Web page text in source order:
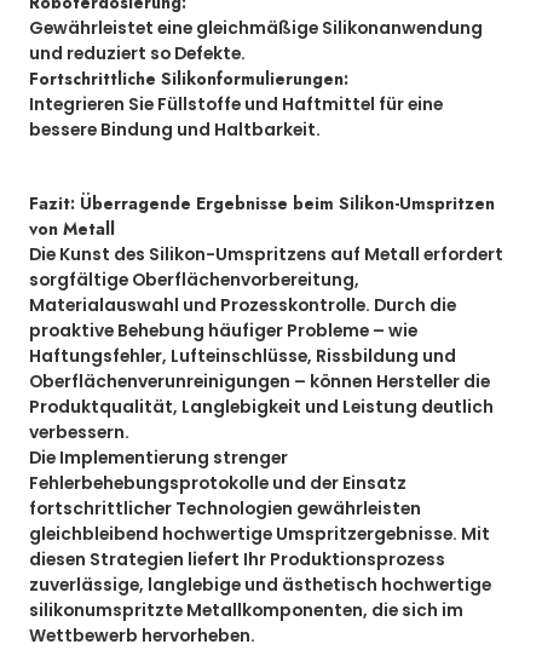
Gewährleistet eine gleichmäßige Silikonanwendung
und reduziert so Defekte.
Fortschrittliche Silikonformulierungen:
Integrieren Sie Füllstoffe und Haftmittel für eine
bessere Bindung und Haltbarkeit.
Fazit: Überragende Ergebnisse beim Silikon-Umspritzen
von Metall
Die Kunst des Silikon-Umspritzens auf Metall erfordert
sorgfältige Oberflächenvorbereitung,
Materialauswahl und Prozesskontrolle. Durch die
proaktive Behebung häufiger Probleme – wie
Haftungsfehler, Lufteinschlüsse, Rissbildung und
Oberflächenverunreinigungen – können Hersteller die
Produktqualität, Langlebigkeit und Leistung deutlich
verbessern.
Die Implementierung strenger
Fehlerbehebungsprotokolle und der Einsatz
fortschrittlicher Technologien gewährleisten
gleichbleibend hochwertige Umspritzergebnisse. Mit
diesen Strategien liefert Ihr Produktionsprozess
zuverlässige, langlebige und ästhetisch hochwertige
silikonumspritzte Metallkomponenten, die sich im
Wettbewerb hervorheben.